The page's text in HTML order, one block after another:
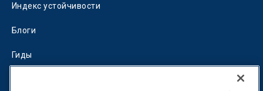
Индекс устойчивости
Блоги
Гиды